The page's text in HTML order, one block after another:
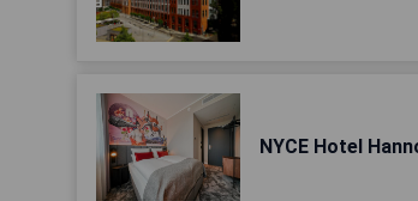
NYCE Hotel